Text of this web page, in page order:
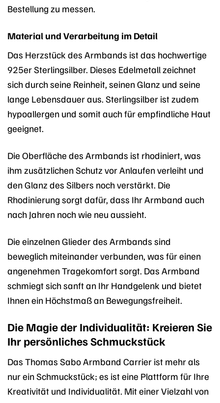
Bestellung zu messen.
Material und Verarbeitung im Detail
Das Herzstück des Armbands ist das hochwertige
925er Sterlingsilber. Dieses Edelmetall zeichnet
sich durch seine Reinheit, seinen Glanz und seine
lange Lebensdauer aus. Sterlingsilber ist zudem
hypoallergen und somit auch für empfindliche Haut
geeignet.
Die Oberfläche des Armbands ist rhodiniert, was
ihm zusätzlichen Schutz vor Anlaufen verleiht und
den Glanz des Silbers noch verstärkt. Die
Rhodinierung sorgt dafür, dass Ihr Armband auch
nach Jahren noch wie neu aussieht.
Die einzelnen Glieder des Armbands sind
beweglich miteinander verbunden, was für einen
angenehmen Tragekomfort sorgt. Das Armband
schmiegt sich sanft an Ihr Handgelenk und bietet
Ihnen ein Höchstmaß an Bewegungsfreiheit.
Die Magie der Individualität: Kreieren Sie
Ihr persönliches Schmuckstück
Das Thomas Sabo Armband Carrier ist mehr als
nur ein Schmuckstück; es ist eine Plattform für Ihre
Kreativität und Individualität. Mit einer Vielzahl von